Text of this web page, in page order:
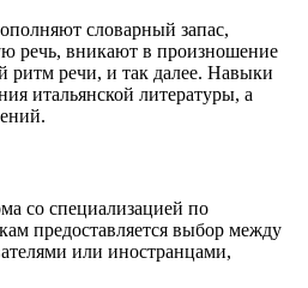
словарный запас,
речь, вникают в произношение
ритм речи, и так далее. Навыки
итальянской литературы, а
со специализацией по
предоставляется выбор между
или иностранцами,